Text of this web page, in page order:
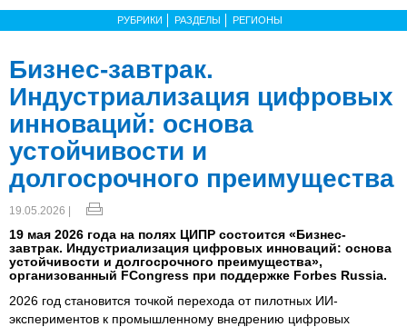
РУБРИКИ РАЗДЕЛЫ РЕГИОНЫ
Бизнес-завтрак.
Индустриализация цифровых
инноваций: основа
устойчивости и
долгосрочного преимущества
19.05.2026 |
19 мая 2026 года на полях ЦИПР состоится «Бизнес-
завтрак. Индустриализация цифровых инноваций: основа
устойчивости и долгосрочного преимущества»,
организованный FCongress при поддержке Forbes Russia.
2026 год становится точкой перехода от пилотных ИИ-
экспериментов к промышленному внедрению цифровых